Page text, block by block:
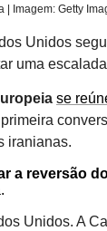
Imagem: Getty
Unidos
uma
se
iranianas.
a reversão
Unidos. A